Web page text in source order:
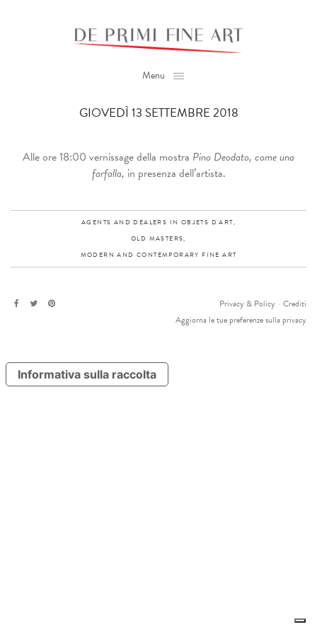
Menu
GIOVEDÌ 13 SETTEMBRE 2018
Alle ore 18:00 vernissage della mostra Pino Deodato, come una
farfalla, in presenza dell’artista.
AGENTS AND DEALERS IN OBJETS D'ART,
OLD MASTERS,
MODERN AND CONTEMPORARY FINE ART
Privacy & Policy - Crediti
Aggiorna le tue preferenze sulla privacy
Informativa sulla raccolta